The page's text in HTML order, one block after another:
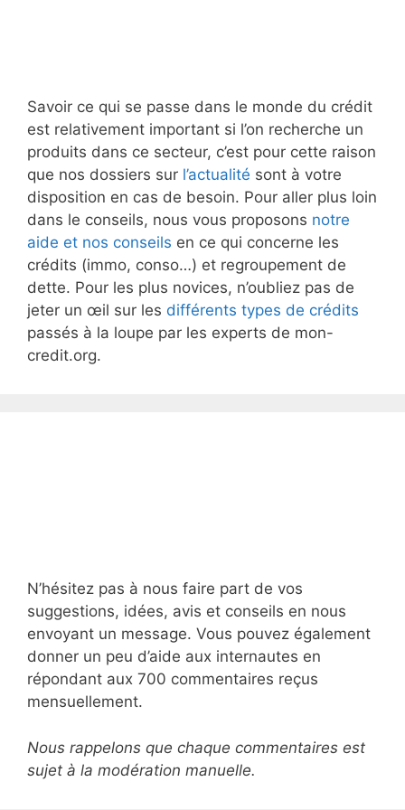
Savoir ce qui se passe dans le monde du crédit
est relativement important si l’on recherche un
produits dans ce secteur, c’est pour cette raison
que nos dossiers sur l’actualité sont à votre
disposition en cas de besoin. Pour aller plus loin
dans le conseils, nous vous proposons notre
aide et nos conseils en ce qui concerne les
crédits (immo, conso…) et regroupement de
dette. Pour les plus novices, n’oubliez pas de
jeter un œil sur les différents types de crédits
passés à la loupe par les experts de mon-
credit.org.
N’hésitez pas à nous faire part de vos
suggestions, idées, avis et conseils en nous
envoyant un message. Vous pouvez également
donner un peu d’aide aux internautes en
répondant aux 700 commentaires reçus
mensuellement.
Nous rappelons que chaque commentaires est
sujet à la modération manuelle.